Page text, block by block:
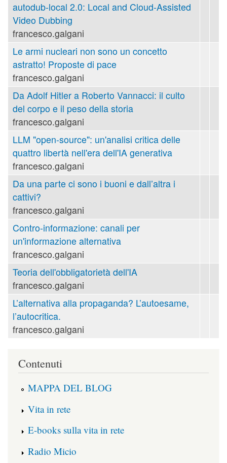
autodub-local 2.0: Local and Cloud-Assisted
Video Dubbing
francesco.galgani
Le armi nucleari non sono un concetto
astratto! Proposte di pace
francesco.galgani
Da Adolf Hitler a Roberto Vannacci: il culto
del corpo e il peso della storia
francesco.galgani
LLM "open-source": un'analisi critica delle
quattro libertà nell'era dell'IA generativa
francesco.galgani
Da una parte ci sono i buoni e dall’altra i
cattivi?
francesco.galgani
Contro-informazione: canali per
un'informazione alternativa
francesco.galgani
Teoria dell'obbligatorietà dell'IA
francesco.galgani
L’alternativa alla propaganda? L’autoesame,
l’autocritica.
francesco.galgani
Contenuti
MAPPA DEL BLOG
Vita in rete
E-books sulla vita in rete
Radio Micio